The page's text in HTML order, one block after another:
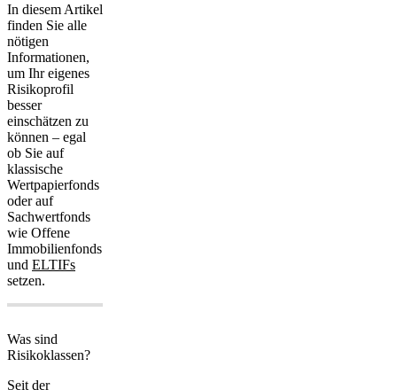
In diesem Artikel
finden Sie alle
nötigen
Informationen,
um Ihr eigenes
Risikoprofil
besser
einschätzen zu
können – egal
ob Sie auf
klassische
Wertpapierfonds
oder auf
Sachwertfonds
wie Offene
Immobilienfonds
und ELTIFs
setzen.
Was sind
Risikoklassen?
Seit der